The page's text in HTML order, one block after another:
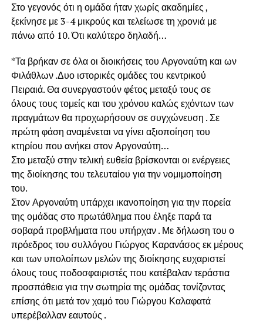
Στο γεγονός ότι η ομάδα ήταν χωρίς ακαδημίες ,
ξεκίνησε με 3-4 μικρούς και τελείωσε τη χρονιά με
πάνω από 10. Ότι καλύτερο δηλαδή…
*Τα βρήκαν σε όλα οι διοικήσεις του Αργοναύτη και ων
Φιλάθλων .Δυο ιστορικές ομάδες του κεντρικού
Πειραιά. Θα συνεργαστούν φέτος μεταξύ τους σε
όλους τους τομείς και του χρόνου καλώς εχόντων των
πραγμάτων θα προχωρήσουν σε συγχώνευση . Σε
πρώτη φάση αναμένεται να γίνει αξιοποίηση του
κτηρίου που ανήκει στον Αργοναύτη…
Στο μεταξύ στην τελική ευθεία βρίσκονται οι ενέργειες
της διοίκησης του τελευταίου για την νομιμοποίηση
του.
Στον Αργοναύτη υπάρχει ικανοποίηση για την πορεία
της ομάδας στο πρωτάθλημα που έληξε παρά τα
σοβαρά προβλήματα που υπήρχαν . Με δήλωση του ο
πρόεδρος του συλλόγου Γιώργος Καρανάσος εκ μέρους
και των υπολοίπων μελών της διοίκησης ευχαριστεί
όλους τους ποδοσφαιριστές που κατέβαλαν τεράστια
προσπάθεια για την σωτηρία της ομάδας τονίζοντας
επίσης ότι μετά τον χαμό του Γιώργου Καλαφατά
υπερέβαλλαν εαυτούς .